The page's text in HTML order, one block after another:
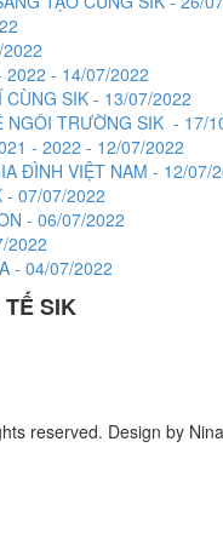
2022 - 14/07/2022
CÙNG SIK - 13/07/2022
NGÔI TRƯỜNG SIK - 17/
- 2022 - 12/07/2022
ĐÌNH VIỆT NAM - 12/07/
- 07/07/2022
- 06/07/2022
2022
- 04/07/2022
TẾSIK
reserved. Design by